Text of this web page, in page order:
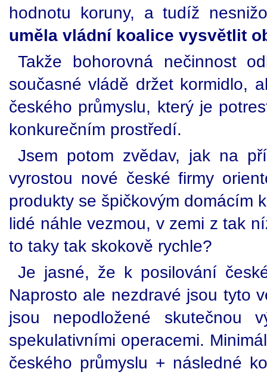
hodnotu koruny, a tudíž
uměla vládní koalice vysvětlit
Takže bohorovná nečinnost
současné vládě držet kormidlo,
českého průmyslu, který je
konkurečním prostředí.
Jsem potom zvědav, jak na
vyrostou nové české firmy
produkty se špičkovým domácím
lidé náhle vezmou, v zemi z tak
to taky tak skokově rychle?
Je jasné, že k posilování
Naprosto ale nezdravé jsou tyto
jsou nepodložené skutečnou
spekulativními operacemi.
českého průmyslu + následné